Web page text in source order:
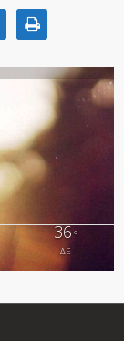
36°
ΔΕ